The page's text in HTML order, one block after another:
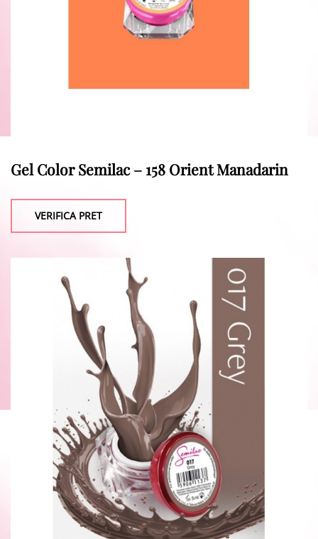
Gel Color Semilac – 158 Orient Manadarin
VERIFICA PRET